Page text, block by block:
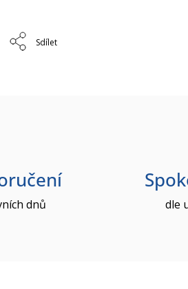
Sdílet
dnů dle